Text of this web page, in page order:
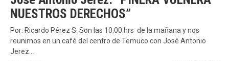
NUESTROS DERECHOS”
Por: Ricardo Pérez S. Son las 10:00 hrs de la mañana y nos
reunimos en un café del centro de Temuco con José Antonio
Jerez…